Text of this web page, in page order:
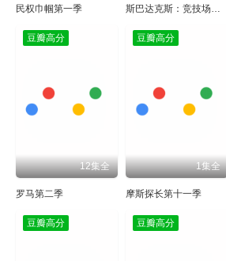
民权巾帼第一季 斯巴达克斯：竞技场之神
豆瓣高分
12集全
罗马第二季
豆瓣高分
1集全
摩斯探长第十一季
豆瓣高分 豆瓣高分